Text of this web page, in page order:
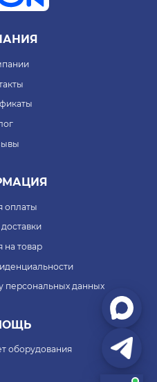
оплаты
на товар
персональных данных
оборудования